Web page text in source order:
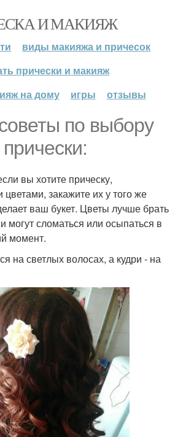
И МАКИЯЖ
виды макияжа и причесок
прически и макияж
на дому
игры отзывы
по выбору
вы хотите прическу,
закажите их у того же
ваш букет. Цветы лучше брать
могут сломаться или осыпаться в
момент.
на светлых волосах, а кудри - на